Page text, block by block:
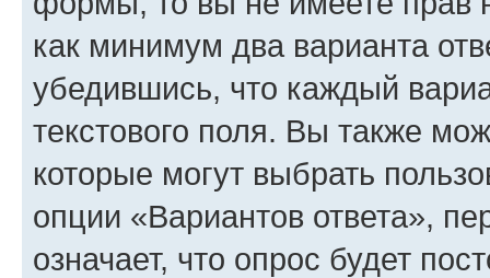
как минимум два варианта
убедившись, что каждый
текстового поля. Вы также
которые могут выбрать
опции «Вариантов ответа»,
означает, что опрос будет